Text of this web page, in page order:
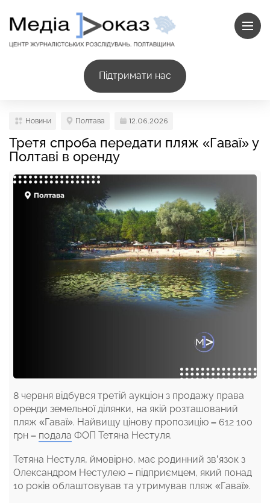
Підтримати нас
Новини Полтава 12.06.2026
Третя спроба передати пляж «Гаваї» у
Полтаві в оренду
8 червня відбувся третій аукціон з продажу права
оренди земельної ділянки, на якій розташований
пляж «Гаваї». Найвищу цінову пропозицію – 612 100
грн – подала ФОП Тетяна Нестуля.
Тетяна Нестуля, ймовірно, має родинний зв’язок з
Олександром Нестулею – підприємцем, який понад
10 років облаштовував та утримував пляж «Гаваї».